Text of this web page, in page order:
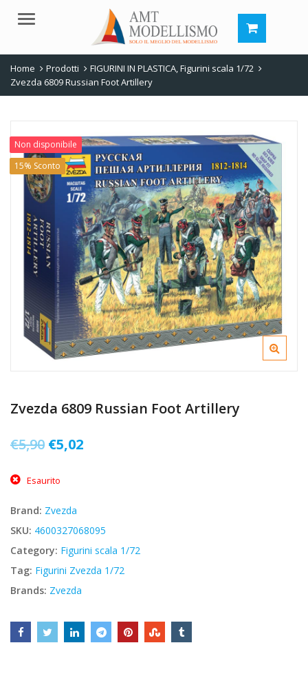
Menu
Home Prodotti FIGURINI IN PLASTICA,Figurini scala 1/72
Zvezda 6809 Russian Foot Artillery
Non disponibile
15% Sconto
Zvezda 6809 Russian Foot Artillery
€5,90 Il
originale
era:
€5,90.
€5,02Il
€5,02.
Esaurito
Brand: Zvezda
SKU: 4600327068095
Category: Figurini scala 1/72
Tag: Figurini Zvezda 1/72
Brands: Zvezda